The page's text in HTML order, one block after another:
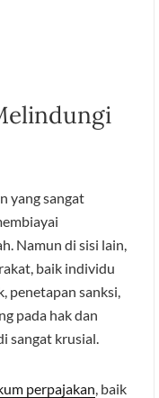
yang sangat
Namun di sisi lain,
baik individu
penetapan sanksi,
pada hak dan
sangat krusial.
perpajakan, baik